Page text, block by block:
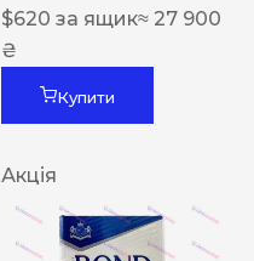
$620 за ящик≈ 27 900
₴
Купити
Акція